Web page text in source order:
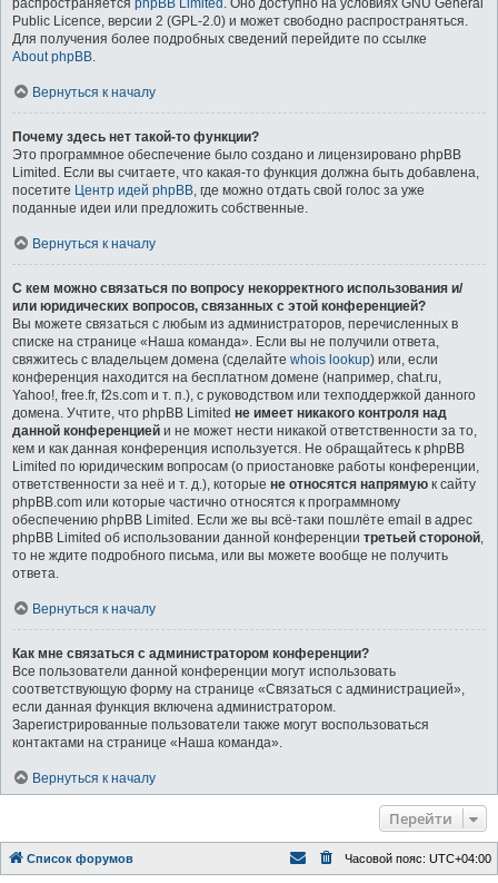
распространяется phpBB Limited . Оно доступно на условиях GNU General
Public Licence, версии 2 (GPL-2.0) и может свободно распространяться.
Для получения более подробных сведений перейдите по ссылке
About phpBB.
Вернуться к началу
Почему здесь нет такой-то функции?
Это программное обеспечение было создано и лицензировано phpBB
Limited. Если вы считаете, что какая-то функция должна быть добавлена,
посетите Центр идей phpBB, где можно отдать свой голос за уже
поданные идеи или предложить собственные.
Вернуться к началу
С кем можно связаться по вопросу некорректного использования и/
или юридических вопросов, связанных с этой конференцией?
Вы можете связаться с любым из администраторов, перечисленных в
списке на странице «Наша команда». Если вы не получили ответа,
свяжитесь с владельцем домена (сделайте whois lookup) или, если
конференция находится на бесплатном домене (например, chat.ru,
Yahoo!, free.fr, f2s.com и т. п.), с руководством или техподдержкой данного
домена. Учтите, что phpBB Limited не имеет никакого контроля над
данной конференцией и не может нести никакой ответственности за то,
кем и как данная конференция используется. Не обращайтесь к phpBB
Limited по юридическим вопросам (о приостановке работы конференции,
ответственности за неё и т. д.), которые не относятся напрямую к сайту
phpBB.com или которые частично относятся к программному
обеспечению phpBB Limited. Если же вы всё-таки пошлёте email в адрес
phpBB Limited об использовании данной конференции третьей стороной,
то не ждите подробного письма, или вы можете вообще не получить
ответа.
Вернуться к началу
Как мне связаться с администратором конференции?
Все пользователи данной конференции могут использовать
соответствующую форму на странице «Связаться с администрацией»,
если данная функция включена администратором.
Зарегистрированные пользователи также могут воспользоваться
контактами на странице «Наша команда».
Вернуться к началу
Перейти
Список форумов Часовой пояс: UTC+04:00